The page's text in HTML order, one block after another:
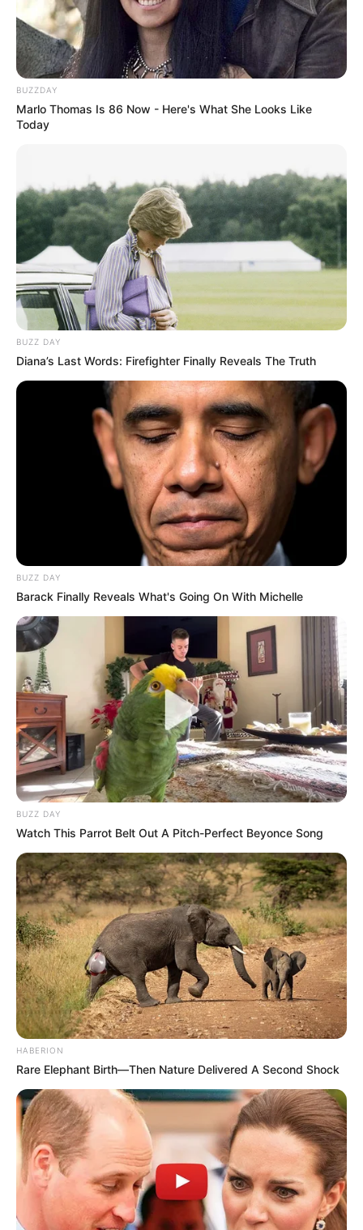
BUZZDAY
Marlo Thomas Is 86 Now - Here's What She Looks Like
Today
BUZZ DAY
Diana’s Last Words: Firefighter Finally Reveals The Truth
BUZZ DAY
Barack Finally Reveals What's Going On With Michelle
BUZZ DAY
Watch This Parrot Belt Out A Pitch-Perfect Beyonce Song
HABERION
Rare Elephant Birth—Then Nature Delivered A Second Shock